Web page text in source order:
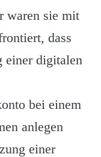
waren sie mit
dass
einer digitalen
bei einem
anlegen
einer